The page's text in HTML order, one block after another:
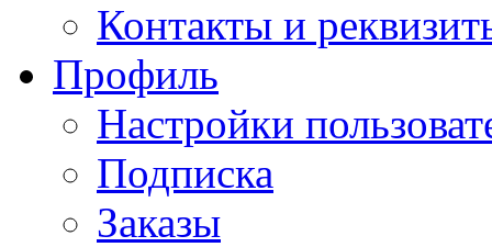
Контакты и
Профиль
Настройки
Подписка
Заказы